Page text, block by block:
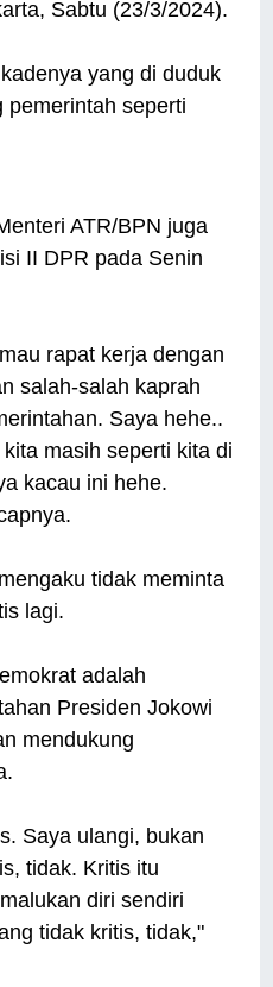
Sabtu (23/3/2024).
yang di duduk
pemerintah seperti
ATR/BPN juga
II DPR pada Senin
rapat kerja dengan
salah-salah kaprah
Saya hehe..
masih seperti kita di
kacau ini hehe.
tidak meminta
lagi.
adalah
Presiden Jokowi
mendukung
Saya ulangi, bukan
tidak. Kritis itu
diri sendiri
tidak kritis, tidak,"